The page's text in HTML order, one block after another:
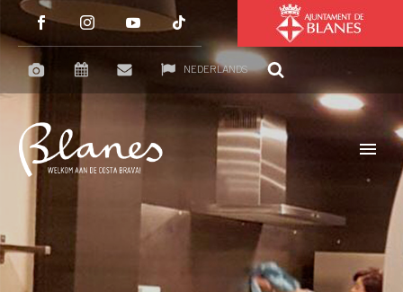
NEDERLANDS